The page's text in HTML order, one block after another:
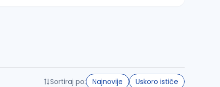
Sortiraj po: Najnovije Uskoro ističe